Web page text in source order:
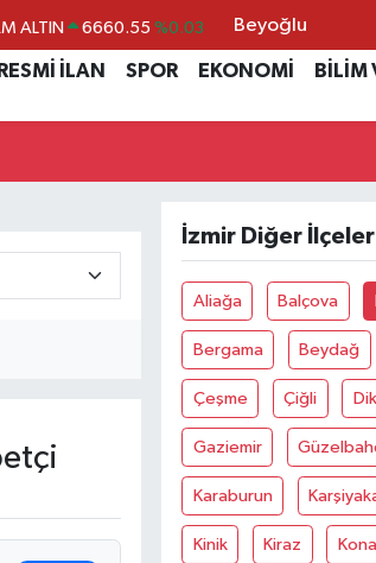
ALTIN 6660.55 %0.03
BİST100 13.779 %-14
%0.38
Beyoğlu
RESMİ İLAN SPOR EKONOMİ
BİLİM
İzmir Diğer İlçeler
Aliağa Balçova
Bergama Beydağ
Çeşme Çiğli
Gaziemir
Karaburun
Kinik Kiraz